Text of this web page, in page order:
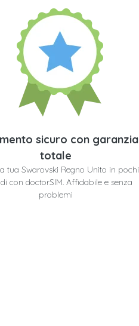
sicuro con garanzia
totale
tua Swarovski Regno Unito in pochi
con doctorSIM. Affidabile e senza
problemi